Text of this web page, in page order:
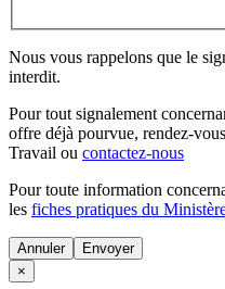
Nous vous rappelons que le
interdit.
Pour tout signalement
offre déjà pourvue, rendez-
Travail ou contactez-nous
Pour toute information
les fiches pratiques du
Annuler
×